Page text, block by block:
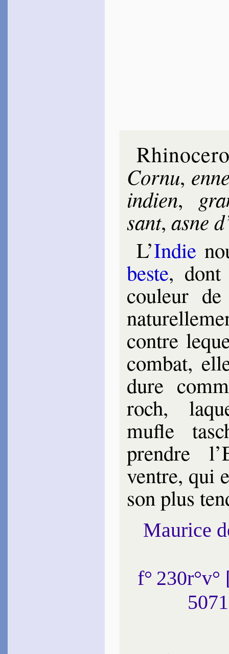
Cor­nu,
in­dien,
sant, asne
L’Indie
beste, dont
cou­leur
contre
com­bat,
dure
roch,
mufle
prendre
ventre, qui
son plus
Maurice
f°